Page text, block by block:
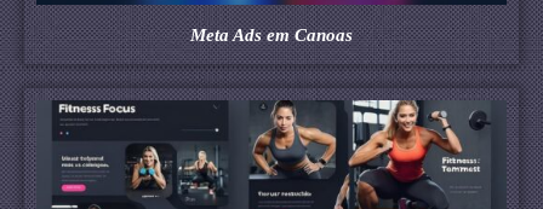
Meta Ads em Canoas